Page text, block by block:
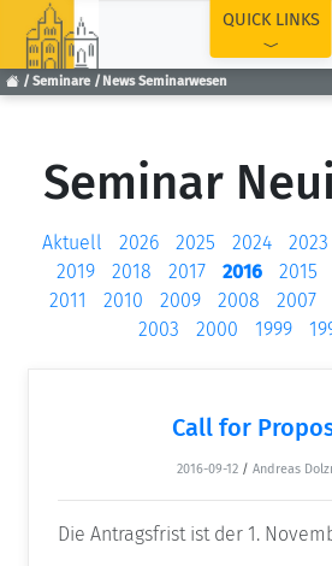
Seminare News Seminarwesen
QUICK LINKS
Seminar
Aktuell 2026 2025 2024 2023
2019
2018 2017 2016 2015
2011
2010 2009 2008 2007
2003
2000 1999
Call for
2016-09-12 / Andreas
Die Antragsfrist ist der 1.